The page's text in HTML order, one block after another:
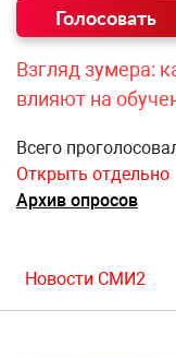
Взгляд зумера:
влияют на
Всего
Открыть отдельно
Архив опросов
Новости СМИ2